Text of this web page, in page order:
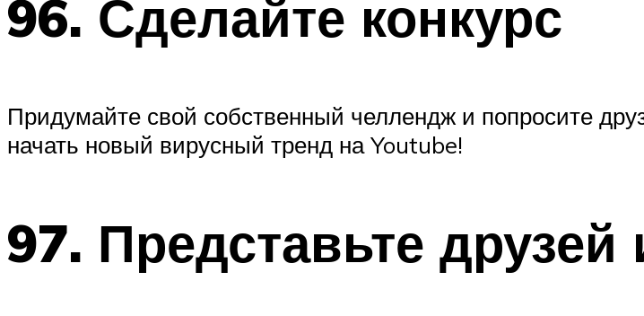
96. Сделайте конкурс
Придумайте свой собственный челлендж и попросите
начать новый вирусный тренд на Youtube!
97. Представьте